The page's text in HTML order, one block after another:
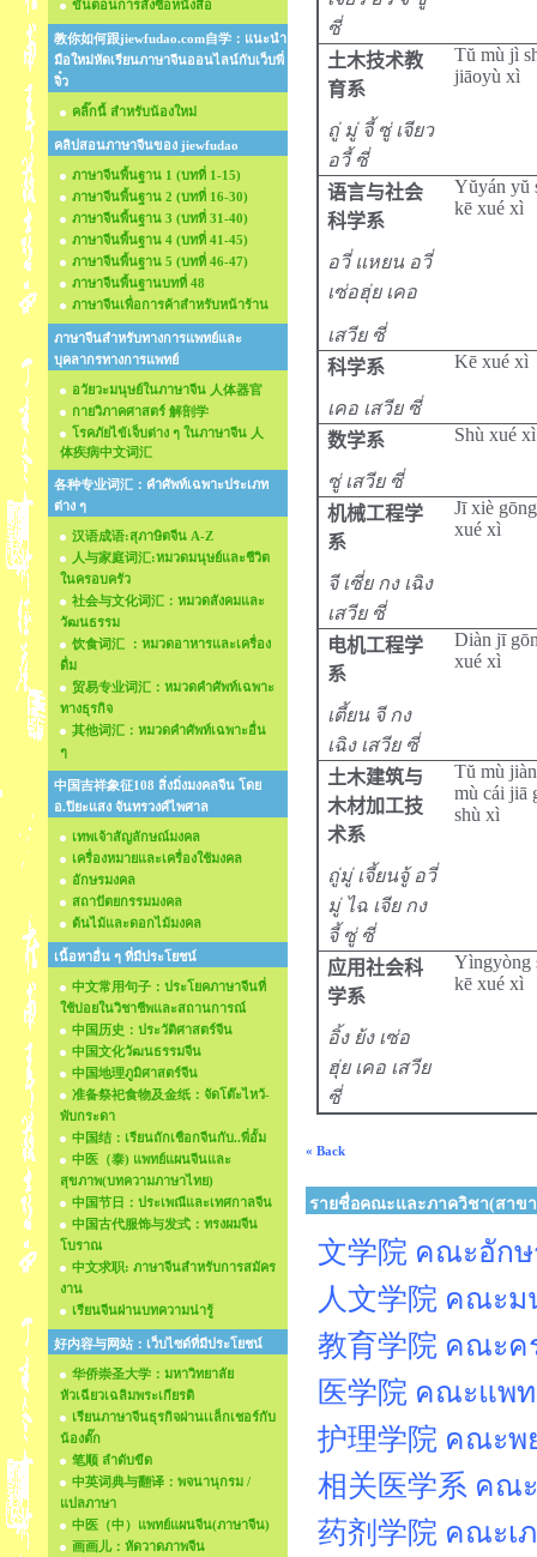
ขั้นตอนการสั่งซือหนังสือ
教你如何跟jiewfudao.com自学：แนะนำ
มือใหม่หัดเรียนภาษาจีนออนไลน์กับเว็บพี่
จิ๋ว
คลิ๊กนี้ สำหรับน้องใหม่
คลิปสอนภาษาจีนของ jiewfudao
ภาษาจีนพื้นฐาน 1 (บทที่ 1-15)
ภาษาจีนพื้นฐาน 2 (บทที่ 16-30)
ภาษาจีนพื้นฐาน 3 (บทที่ 31-40)
ภาษาจีนพื้นฐาน 4 (บทที่ 41-45)
ภาษาจีนพื้นฐาน 5 (บทที่ 46-47)
ภาษาจีนพื้นฐานบทที่ 48
ภาษาจีนเพื่อการค้าสำหรับหน้าร้าน
ภาษาจีนสำหรับทางการแพทย์และ
บุคลากรทางการแพทย์
อวัยวะมนุษย์ในภาษาจีน 人体器官
กายวิภาคศาสตร์ 解剖学
โรคภัยไข้เจ็บต่าง ๆ ในภาษาจีน 人
体疾病中文词汇
各种专业词汇：คำศัพท์เฉพาะประเภท
ต่าง ๆ
汉语成语:สุภาษิตจีน A-Z
人与家庭词汇:หมวดมนุษย์และชีวิต
ในครอบครัว
社会与文化词汇：หมวดสังคมและ
วัฒนธรรม
饮食词汇 ：หมวดอาหารและเครื่อง
ดื่ม
贸易专业词汇：หมวดคำศัพท์เฉพาะ
ทางธุรกิจ
其他词汇：หมวดคำศัพท์เฉพาะอื่น
ๆ
中国吉祥象征108 สิ่งมิ่งมงคลจีน โดย
อ.ปิยะแสง จันทรวงศ์ไพศาล
เทพเจ้าสัญลักษณ์มงคล
เครื่องหมายและเครื่องใช้มงคล
อักษรมงคล
สถาปัตยกรรมมงคล
ต้นไม้และดอกไม้มงคล
เนื้อหาอื่น ๆ ที่มีประโยชน์
中文常用句子：ประโยคภาษาจีนที่
ใช้บ่อยในวิชาชีพและสถานการณ์
中国历史：ประวัติศาสตร์จีน
中国文化วัฒนธรรมจีน
中国地理ภูมิศาสตร์จีน
准备祭祀食物及金纸：จัดโต๊ะไหว้-
พับกระดา
中国结：เรียนถักเชือกจีนกับ..พี่อั้ม
中医（泰) แพทย์แผนจีนและ
สุขภาพ(บทความภาษาไทย)
中国节日：ประเพณีและเทศกาลจีน
中国古代服饰与发式：ทรงผมจีน
โบราณ
中文求职: ภาษาจีนสำหรับการสมัคร
งาน
เรียนจีนผ่านบทความน่ารู้
好内容与网站：เว็บไซด์ที่มีประโยชน์
华侨崇圣大学：มหาวิทยาลัย
หัวเฉียวเฉลิมพระเกียรติ
เรียนภาษาจีนธุรกิจผ่านเเล็กเชอร์กับ
น้องตั๊ก
笔顺 ลำดับขีด
中英词典与翻译：พจนานุกรม /
แปลภาษา
中医（中）แพทย์แผนจีน(ภาษาจีน)
画画儿：หัดวาดภาพจีน
ซี่
土木技术教
育系
ถู่ มู่ จี้ ซู่ เจียว
อวี้ ซี่
Tŭ mù jì
jiāoyù xì
语言与社会
科学系
อวี่ แหยน อวี่
เซ่อฮุ่ย เคอ
เสวีย ซี่
Yŭyán yŭ
kē xué xì
科学系
เคอ เสวีย ซี่
Kē xué xì
数学系
ซู่ เสวีย ซี่
Shù xué xì
机械工程学
系
จี เซี่ย กง เฉิง
เสวีย ซี่
Jī xiè
xué xì
电机工程学
系
เตี้ยน จี กง
เฉิง เสวีย ซี่
Diàn jī
xué xì
土木建筑与
木材加工技
术系
ถู่มู่ เจี้ยนจู้ อวี่
มู่ ไฉ เจีย กง
จี้ ซู่ ซี่
Tŭ mù
mù cái jiā
shù xì
应用社会科
学系
อิ้ง ย้ง เซ่อ
ฮุ่ย เคอ เสวีย
ซี่
Yìngyòng
kē xué xì
« Back
รายชื่อคณะและภาควิชา(สาข
文学院 คณะอัก
人文学院 คณะ
教育学院 คณะ
医学院 คณะแพ
护理学院 คณะพ
相关医学系 คณ
药剂学院 คณะเ